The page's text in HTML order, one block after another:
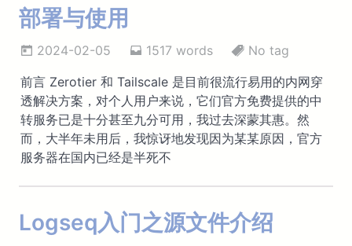
部署与使用
2024-02-05 1517 words
No tag
前言 Zerotier 和 Tailscale 是目前很流行易用的内网穿
透解决方案，对个人用户来说，它们官方免费提供的中
转服务已是十分甚至九分可用，我过去深蒙其惠。然
而，大半年未用后，我惊讶地发现因为某某原因，官方
服务器在国内已经是半死不
Logseq入门之源文件介绍